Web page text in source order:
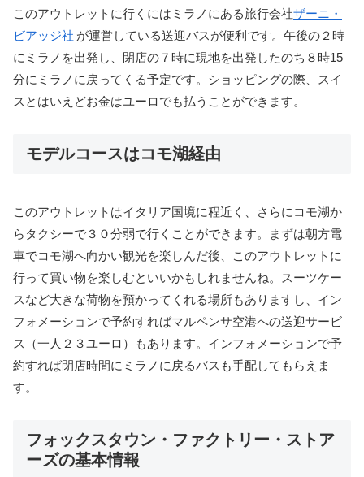
このアウトレットに行くにはミラノにある旅行会社ザーニ・
ビアッジ社 が運営している送迎バスが便利です。午後の２時
にミラノを出発し、閉店の７時に現地を出発したのち８時15
分にミラノに戻ってくる予定です。ショッピングの際、スイ
スとはいえどお金はユーロでも払うことができます。
モデルコースはコモ湖経由
このアウトレットはイタリア国境に程近く、さらにコモ湖か
らタクシーで３０分弱で行くことができます。まずは朝方電
車でコモ湖へ向かい観光を楽しんだ後、このアウトレットに
行って買い物を楽しむといいかもしれませんね。スーツケー
スなど大きな荷物を預かってくれる場所もありますし、イン
フォメーションで予約すればマルペンサ空港への送迎サービ
ス（一人２３ユーロ）もあります。インフォメーションで予
約すれば閉店時間にミラノに戻るバスも手配してもらえま
す。
フォックスタウン・ファクトリー・ストア
ーズの基本情報